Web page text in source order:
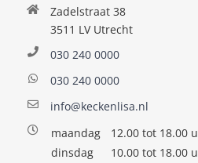
Zadelstraat 38
3511 LV Utrecht
030 240 0000
030 240 0000
info@keckenlisa.nl
maandag
12.00 tot 18.00 u
dinsdag
10.00 tot 18.00 u